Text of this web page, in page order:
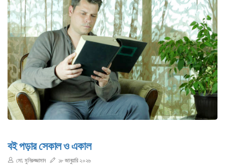
বই পড়ার সেকাল ও একাল
মো. মুনিরুজ্জামান ১৮ জানুয়ারি ২০২৬